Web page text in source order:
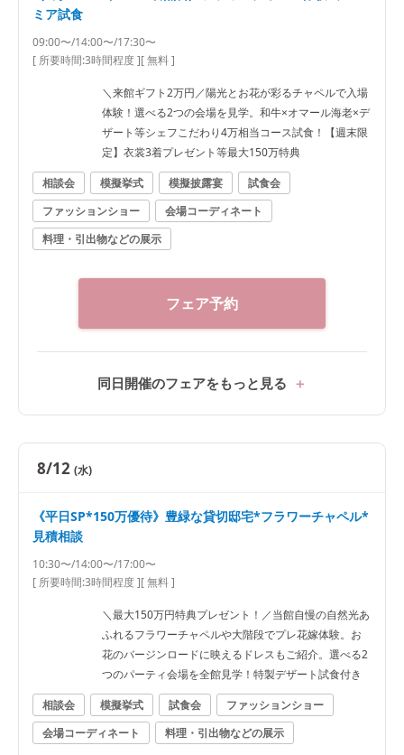
ミア試食
09:00〜/14:00〜/17:30〜
[ 所要時間:3時間程度][ 無料 ]
＼来館ギフト2万円／陽光とお花が彩るチャペルで入場
体験！選べる2つの会場を見学。和牛×オマール海老×デ
ザート等シェフこだわり4万相当コース試食！【週末限
定】衣裳3着プレゼント等最大150万特典
相談会
模擬挙式 模擬披露宴
試食会
ファッションショー
会場コーディネート
料理・引出物などの展示
フェア予約
同日開催のフェアをもっと見る
8/12 (水)
《平日SP*150万優待》豊緑な貸切邸宅*フラワーチャペル*
見積相談
10:30〜/14:00〜/17:00〜
[ 所要時間:3時間程度][ 無料 ]
＼最大150万円特典プレゼント！／当館自慢の自然光あ
ふれるフラワーチャペルや大階段でプレ花嫁体験。お
花のバージンロードに映えるドレスもご紹介。選べる2
つのパーティ会場を全館見学！特製デザート試食付き
相談会
模擬挙式 試食会
ファッションショー
会場コーディネート
料理・引出物などの展示